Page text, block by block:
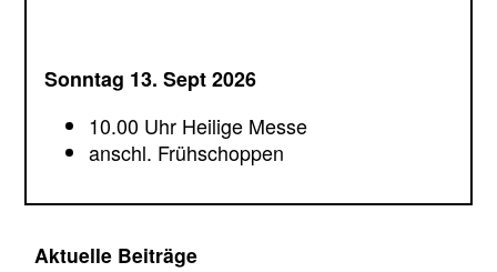
Sonntag 13. Sept 2026
10.00 Uhr Heilige Messe
anschl. Frühschoppen
Aktuelle Beiträge